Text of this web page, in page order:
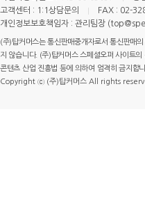
고객센터 : 1:1상담문의
FAX : 02-
개인정보보호책임자 : 관리팀장
(주)탑커머스는 통신판매중개자로서 통신판매
지 않습니다. (주)탑커머스 스페셜오퍼 사이트
콘텐츠 산업 진흥법 등에 의하여 엄격히 금지합
Copyright ⓒ (주)탑커머스 All rights